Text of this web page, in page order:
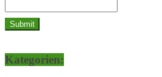
Kategorien: